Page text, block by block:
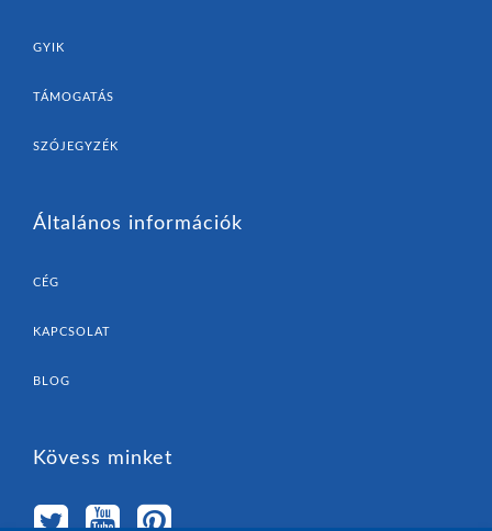
GYIK
TÁMOGATÁS
SZÓJEGYZÉK
Általános információk
CÉG
KAPCSOLAT
BLOG
Kövess minket